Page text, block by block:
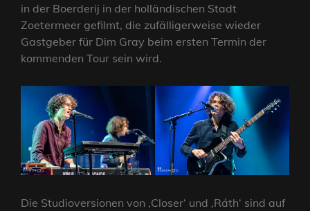
in der Boerderij in der holländischen Stadt
Zoetermeer gefilmt, die zufälligerweise wieder
Gastgeber für Dim Gray beim ersten Termin der
kommenden Tour sein wird.
Die Studioversionen von ‚Closer‘ und ‚Ráth‘ sind auf